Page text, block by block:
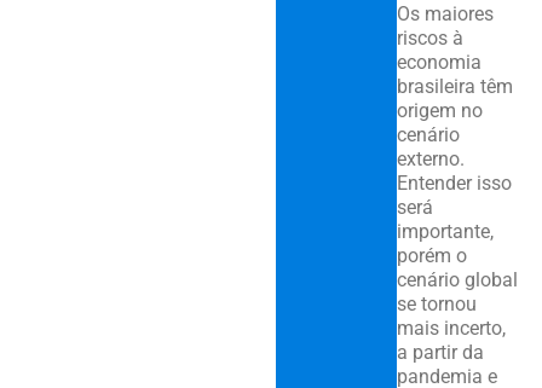
Os maiores
riscos à
economia
brasileira têm
origem no
cenário
externo.
Entender isso
será
importante,
porém o
cenário global
se tornou
mais incerto,
a partir da
pandemia e